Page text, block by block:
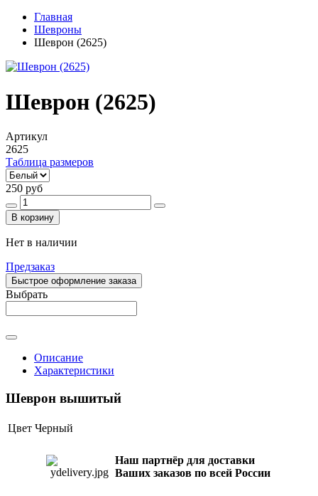
Главная
Шевроны
Шеврон (2625)
Шеврон (2625)
Артикул
2625
Таблица размеров
250 руб
В корзину
Нет в наличии
Предзаказ
Быстрое оформление заказа
Выбрать
Описание
Характеристики
Шеврон вышитый
Цвет Черный
Наш партнёр для доставки
Ваших заказов по всей России